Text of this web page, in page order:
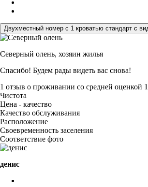
Двухместный номер с 1 кроватью стандарт с
Северный олень, хозяин жилья
Спасибо! Будем рады видеть вас снова!
1 отзыв о проживании со средней оценкой
Чистота
Цена - качество
Качество обслуживания
Расположение
Своевременность заселения
Соответствие фото
денис